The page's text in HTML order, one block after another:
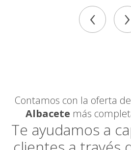
‹ ›
Contamos con la oferta de
Albacete más
Te ayudamos a